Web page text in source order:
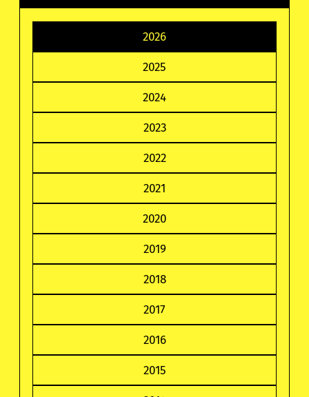
2026
2025
2024
2023
2022
2021
2020
2019
2018
2017
2016
2015